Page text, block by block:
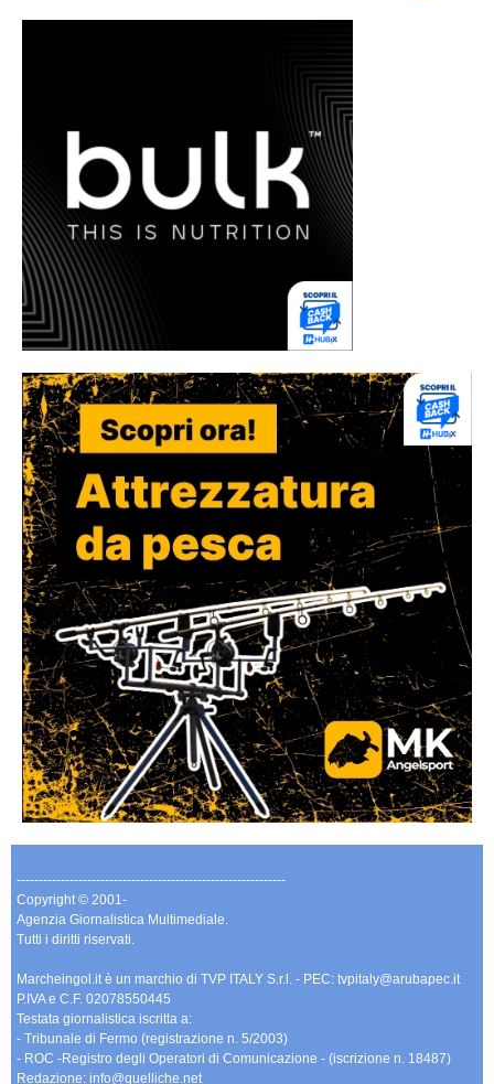
-------------------------------------------------------------
Copyright © 2001-
Agenzia Giornalistica Multimediale.
Tutti i diritti riservati.
Marcheingol.it è un marchio di TVP ITALY S.r.l. - PEC: tvpitaly@arubapec.it
P.IVA e C.F. 02078550445
Testata giornalistica iscritta a:
- Tribunale di Fermo (registrazione n. 5/2003)
- ROC -Registro degli Operatori di Comunicazione - (iscrizione n. 18487)
Redazione: info@quelliche.net